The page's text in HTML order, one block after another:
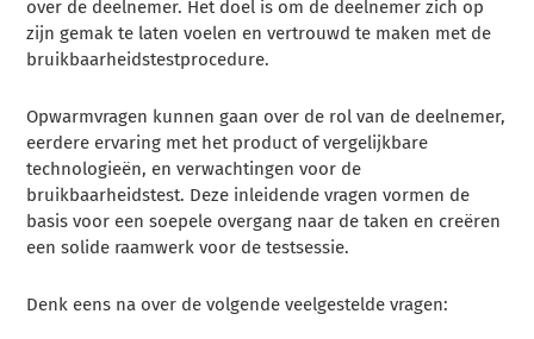
over de deelnemer. Het doel is om de deelnemer zich op
zijn gemak te laten voelen en vertrouwd te maken met de
bruikbaarheidstestprocedure.
Opwarmvragen kunnen gaan over de rol van de deelnemer,
eerdere ervaring met het product of vergelijkbare
technologieën, en verwachtingen voor de
bruikbaarheidstest. Deze inleidende vragen vormen de
basis voor een soepele overgang naar de taken en creëren
een solide raamwerk voor de testsessie.
Denk eens na over de volgende veelgestelde vragen: